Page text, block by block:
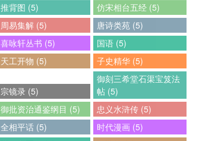
推背图 (5)
仿宋相台五经 (5)
周易集解 (5)
唐诗类苑 (5)
喜咏轩丛书 (5)
国语 (5)
天工开物 (5)
子史精华 (5)
宗镜录 (5)
御刻三希堂石渠宝笈法
帖 (5)
御批资治通鉴纲目 (5)
忠义水浒传 (5)
全相平话 (5)
时代漫画 (5)